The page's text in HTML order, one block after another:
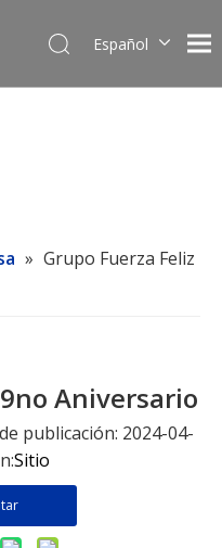
Español
» Grupo Fuerza Feliz
Aniversario
publicación: 2024-04-
Sitio